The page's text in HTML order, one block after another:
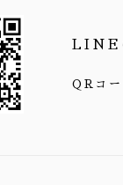
LINE
QRコー